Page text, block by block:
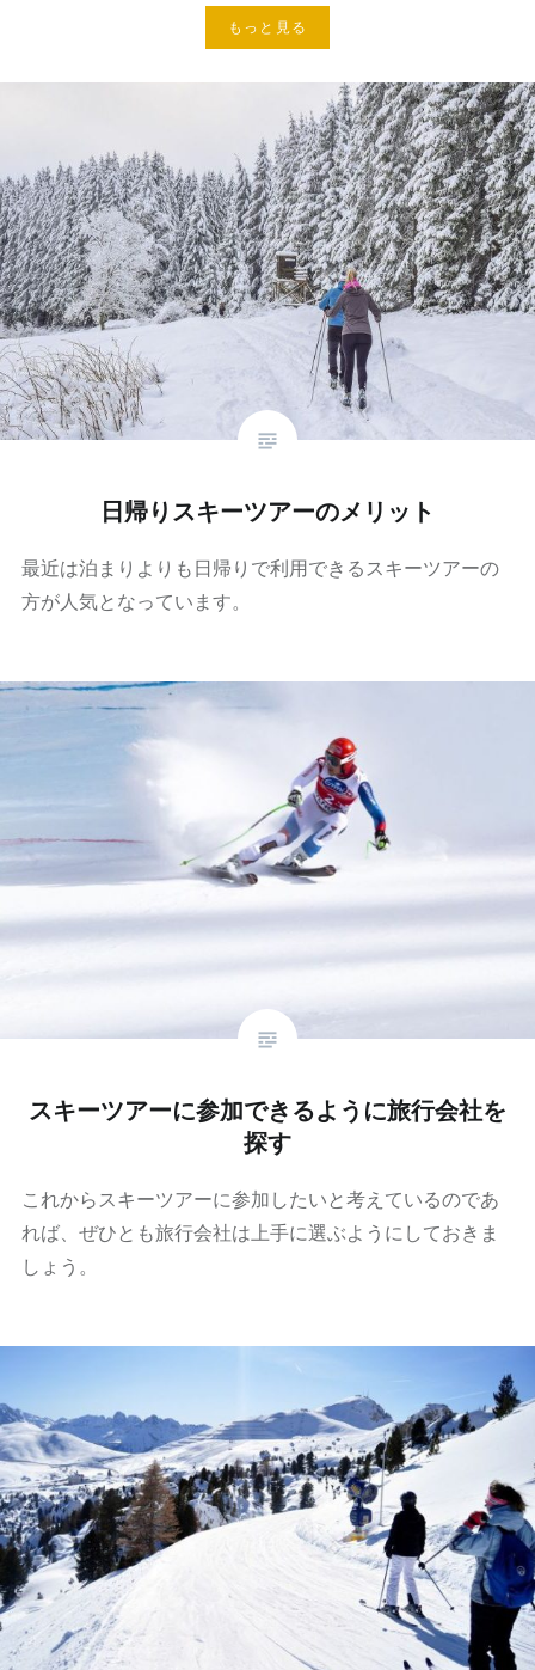
もっと見る
日帰りスキーツアーのメリット
最近は泊まりよりも日帰りで利用できるスキーツアーの
方が人気となっています。
スキーツアーに参加できるように旅行会社を
探す
これからスキーツアーに参加したいと考えているのであ
れば、ぜひとも旅行会社は上手に選ぶようにしておきま
しょう。